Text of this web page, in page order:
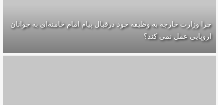
چرا وزارت خارجه به وظیفه خود درقبال پیام امام خامنه‌ای به جوانان
اروپایی عمل نمی کند؟